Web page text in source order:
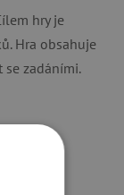
hry je
Hra obsahuje
se zadáními.